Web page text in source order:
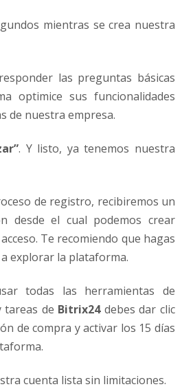
mientras se crea nuestra
las preguntas básicas
optimice sus funcionalidades
de nuestra empresa.
. Y listo, ya tenemos nuestra
de registro, recibiremos un
desde el cual podemos crear
Te recomiendo que hagas
explorar la plataforma.
todas las herramientas de
tareas de Bitrix24debes dar clic
de compra y activar los 15 días
cuenta lista sin limitaciones.